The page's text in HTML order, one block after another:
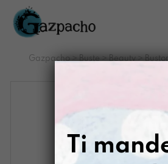
Salta
contenuto
Gazpacho > Buste > Beauty >
Ti